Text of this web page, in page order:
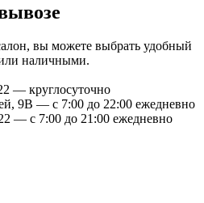
вы можете выбрать удобный
наличными.
— круглосуточно
9В — с 7:00 до 22:00 ежедневно
— с 7:00 до 21:00 ежедневно